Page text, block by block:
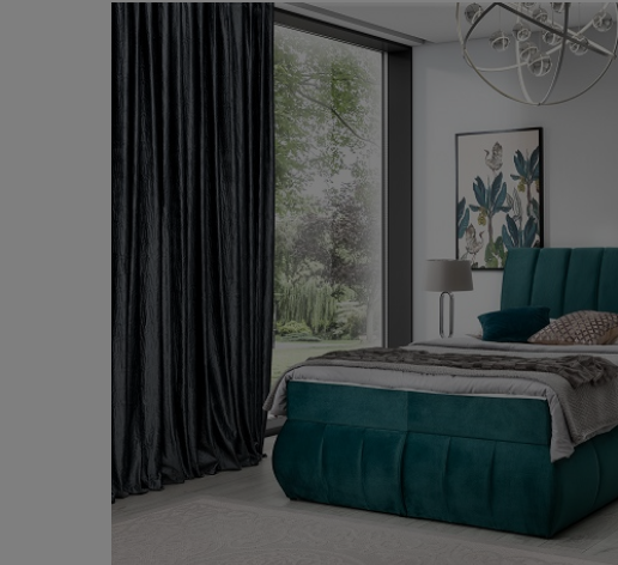
Biała toaletka CHAVELLE 120 cm
ryflowany front, złoty uchwyt
Biała komoda CHAVELLE 150 cm
ryflowany front, złoty uchwyt
1 289,00 zł